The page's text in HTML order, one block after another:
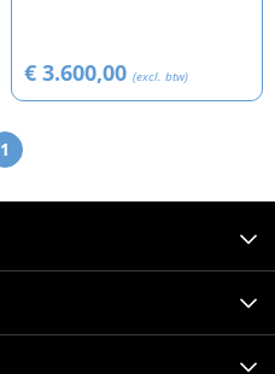
€ 3.600,00 (excl. btw)
1